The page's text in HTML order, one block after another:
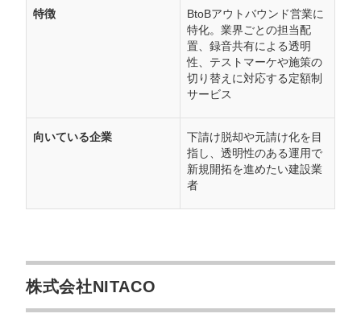
特徴
BtoBアウトバウンド営業に
特化。業界ごとの担当配
置、録音共有による透明
性、テストマーケや施策の
切り替えに対応する定額制
サービス
向いている企業
下請け脱却や元請け化を目
指し、透明性のある運用で
新規開拓を進めたい建設業
者
株式会社NITACO